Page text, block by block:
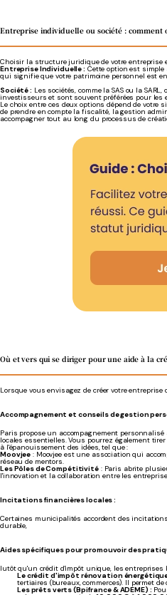
Entreprise individuelle ou société : comment
Choisir la structure juridique de votre entreprise
Entreprise Individuelle : Cette option est
qui signifie que votre patrimoine personnel est
Société : Les sociétés, comme la SAS ou la
investisseurs et sont souvent préférées pour les
Le choix entre ces deux options dépend de
de prendre en compte la fiscalité, la gestion
accompagner tout au long du processus de
Où et vers qui se diriger pour une aide à la
Lorsque vous envisagez de créer votre
Accompagnement et conseils de gestion
Paris propose un accompagnement
locales essentielles. Vous pourrez également
à l'épanouissement des idées, tel que :
Moovjee : Moovjee est une association qui
réseau de mentors.
Les Pôles de Compétitivité: Paris abrite
l'innovation et la collaboration entre les
Incitations financières locales :
Certaines municipalités accordent des
durable,
Aides spécifiques pour promouvoir des
lutôt qu'un crédit d'impôt unique, les
Le crédit d'impôt rénovation
tertiaires (bureaux, commerces). Il permet de
Les prêts verts (Bpifrance & ADEME) :